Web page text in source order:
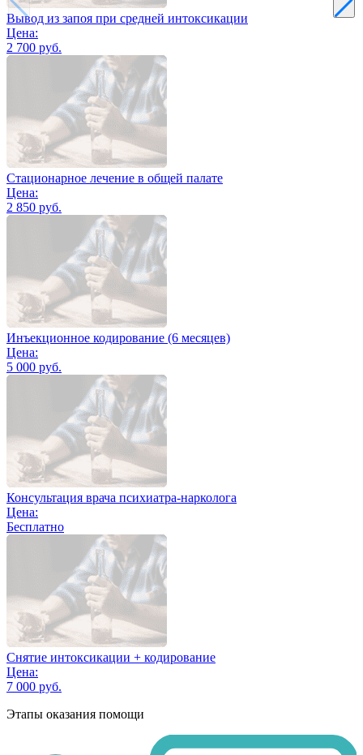
Вывод из запоя при средней интоксикации
Цена:
2 700 руб.
Стационарное лечение в общей палате
Цена:
2 850 руб.
Инъекционное кодирование (6 месяцев)
Цена:
5 000 руб.
Консультация врача психиатра-нарколога
Цена:
Бесплатно
Снятие интоксикации + кодирование
Цена:
7 000 руб.
Этапы оказания помощи